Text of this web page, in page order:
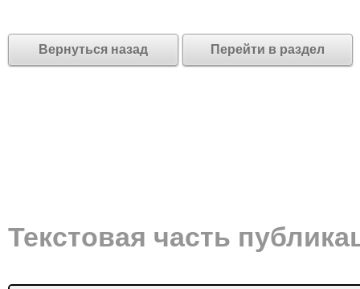
Вернуться назад Перейти в раздел
Текстовая часть